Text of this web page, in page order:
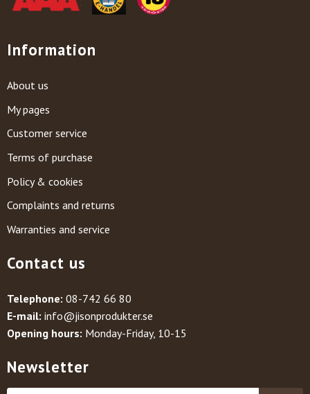
Information
About us
My pages
Customer service
Terms of purchase
Policy & cookies
Complaints and returns
Warranties and service
Contact us
Telephone: 08-742 66 80
E-mail: info@jisonprodukter.se
Opening hours: Monday-Friday, 10-15
Newsletter